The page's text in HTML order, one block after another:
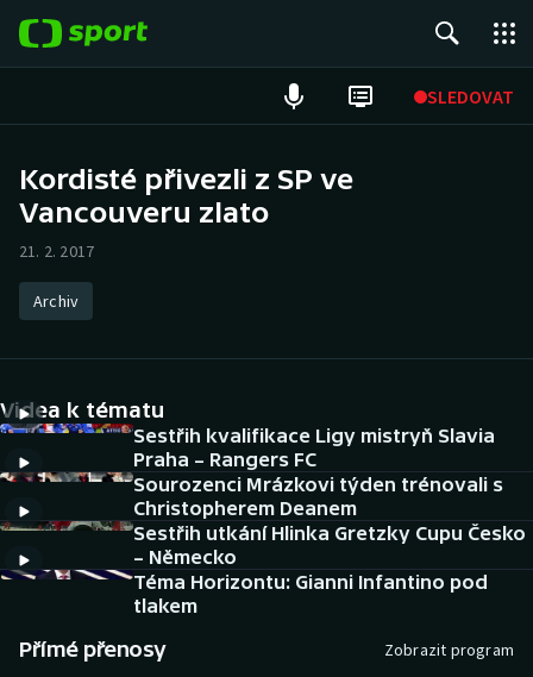
SLEDOVAT
Hokej
Atletika
DALŠÍ SPORTY
Americký fotbal
Baseball a softbal
Biatlon
NEPŘEHLÉDNĚTE
Historické návraty
Aplikace ČT sport
Kordisté přivezli z SP ve
Vancouveru zlato
21. 2. 2017
Archiv
Videa k tématu
Sestřih kvalifikace Ligy mistryň Slavia
Praha – Rangers FC
Sourozenci Mrázkovi týden trénovali s
Christopherem Deanem
Sestřih utkání Hlinka Gretzky Cupu Česko
– Německo
Téma Horizontu: Gianni Infantino pod
tlakem
Přímé přenosy Zobrazit program